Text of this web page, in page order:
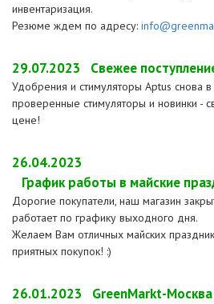
инвентаризация.
Резюме ждем по адресу:
29.07.2023 Свежее
Удобрения и стимуляторы Aptus снова
проверенные стимуляторы и новинки -
цене!
26.04.2023
График работы в майские
Дорогие покупатели, наш магазин
работает по графику выходного дня.
Желаем Вам отличных майских
приятных покупок! :)
26.01.2023 GreenMarkt-